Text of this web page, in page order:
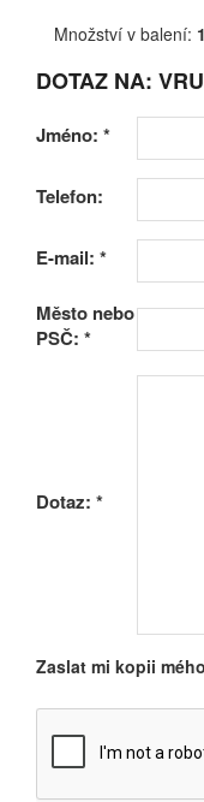
Množství v balení:
DOTAZ NA:
Jméno: *
Telefon:
E-mail: *
Město nebo
PSČ: *
Dotaz: *
Zaslat mi kopii